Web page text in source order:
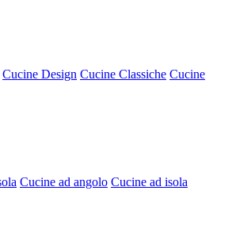
Cucine Design Cucine Classiche Cucine
Cucine ad angolo Cucine ad isola